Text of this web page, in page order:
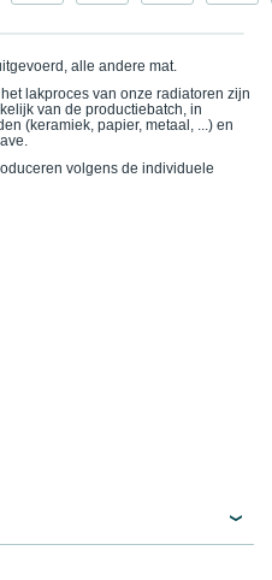
alle andere mat.
lakproces van onze radiatoren zijn
van de productiebatch, in
(keramiek, papier, metaal, ...) en
volgens de individuele